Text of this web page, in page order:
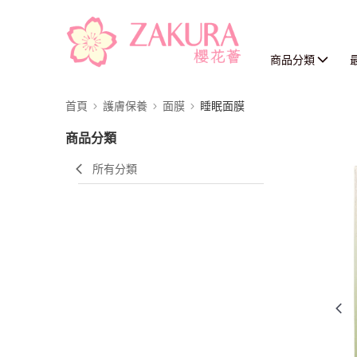
商品分類
首頁 護膚保養 面膜 睡眠面膜
商品分類
所有分類